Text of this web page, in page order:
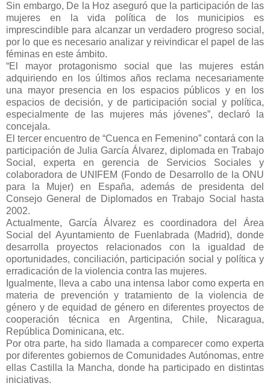
Sin embargo, De la Hoz aseguró que la participación de las
mujeres en la vida política de los municipios es
imprescindible para alcanzar un verdadero progreso social,
por lo que es necesario analizar y reivindicar el papel de las
féminas en este ámbito.
“El mayor protagonismo social que las mujeres están
adquiriendo en los últimos años reclama necesariamente
una mayor presencia en los espacios públicos y en los
espacios de decisión, y de participación social y política,
especialmente de las mujeres más jóvenes”, declaró la
concejala.
El tercer encuentro de “Cuenca en Femenino” contará con la
participación de Julia García Álvarez, diplomada en Trabajo
Social, experta en gerencia de Servicios Sociales y
colaboradora de UNIFEM (Fondo de Desarrollo de la ONU
para la Mujer) en España, además de presidenta del
Consejo General de Diplomados en Trabajo Social hasta
2002.
Actualmente, García Álvarez es coordinadora del Área
Social del Ayuntamiento de Fuenlabrada (Madrid), donde
desarrolla proyectos relacionados con la igualdad de
oportunidades, conciliación, participación social y política y
erradicación de la violencia contra las mujeres.
Igualmente, lleva a cabo una intensa labor como experta en
materia de prevención y tratamiento de la violencia de
género y de equidad de género en diferentes proyectos de
cooperación técnica en Argentina, Chile, Nicaragua,
República Dominicana, etc.
Por otra parte, ha sido llamada a comparecer como experta
por diferentes gobiernos de Comunidades Autónomas, entre
ellas Castilla la Mancha, donde ha participado en distintas
iniciativas.